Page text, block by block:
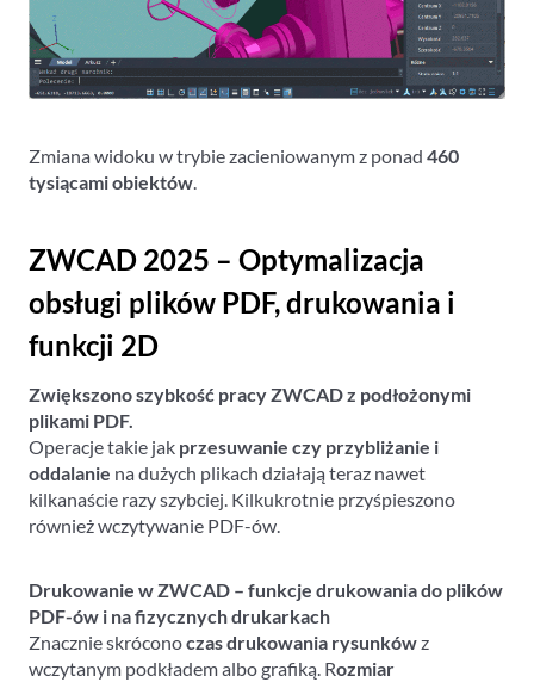
Zmiana widoku w trybie zacieniowanym z ponad 460
tysiącami obiektów.
ZWCAD 2025 – Optymalizacja
obsługi plików PDF, drukowania i
funkcji 2D
Zwiększono szybkość pracy ZWCAD z podłożonymi
plikami PDF.
Operacje takie jak przesuwanie czy przybliżanie i
oddalanie na dużych plikach działają teraz nawet
kilkanaście razy szybciej. Kilkukrotnie przyśpieszono
również wczytywanie PDF-ów.
Drukowanie w ZWCAD – funkcje drukowania do plików
PDF-ów i na fizycznych drukarkach
Znacznie skróconoczas drukowania rysunkówz
wczytanym podkładem albo grafiką. Rozmiar